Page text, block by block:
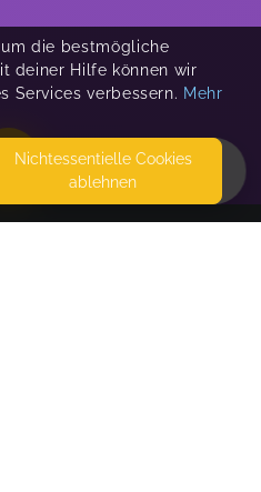
die bestmögliche
deiner Hilfe können wir
Services verbessern. Mehr
Nicht­essentielle Cookies
ablehnen